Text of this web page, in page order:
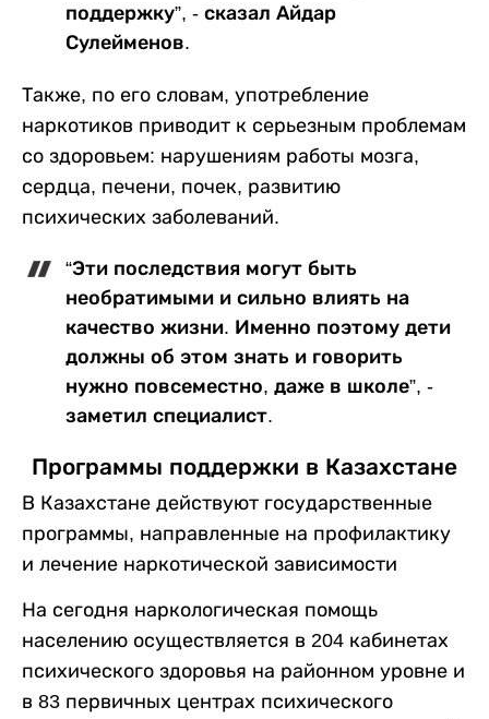
поддержку”, - сказал Айдар
Сулейменов.
Также, по его словам, употребление
наркотиков приводит к серьезным проблемам
со здоровьем: нарушениям работы мозга,
сердца, печени, почек, развитию
психических заболеваний.
“Эти последствия могут быть
необратимыми и сильно влиять на
качество жизни. Именно поэтому дети
должны об этом знать и говорить
нужно повсеместно, даже в школе”, -
заметил специалист.
Программы поддержки в Казахстане
В Казахстане действуют государственные
программы, направленные на профилактику
и лечение наркотической зависимости
На сегодня наркологическая помощь
населению осуществляется в 204 кабинетах
психического здоровья на районном уровне и
в 83 первичных центрах психического